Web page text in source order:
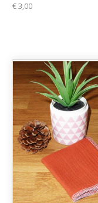
€ 3,00